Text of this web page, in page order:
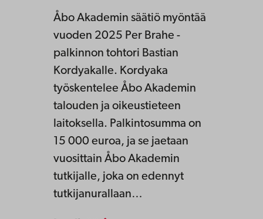
Åbo Akademin säätiö myöntää
vuoden 2025 Per Brahe -
palkinnon tohtori Bastian
Kordyakalle. Kordyaka
työskentelee Åbo Akademin
talouden ja oikeustieteen
laitoksella. Palkintosumma on
15 000 euroa, ja se jaetaan
vuosittain Åbo Akademin
tutkijalle, joka on edennyt
tutkijanurallaan…